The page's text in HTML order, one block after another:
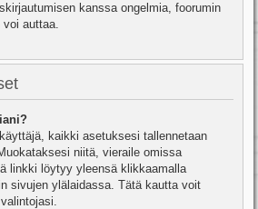
kanssa ongelmia, foorumin
voi auttaa.
kaikki asetuksesi tallennetaan
niitä, vieraile omissa
linkki löytyy yleensä klikkaamalla
sivujen ylälaidassa. Tätä kautta voit